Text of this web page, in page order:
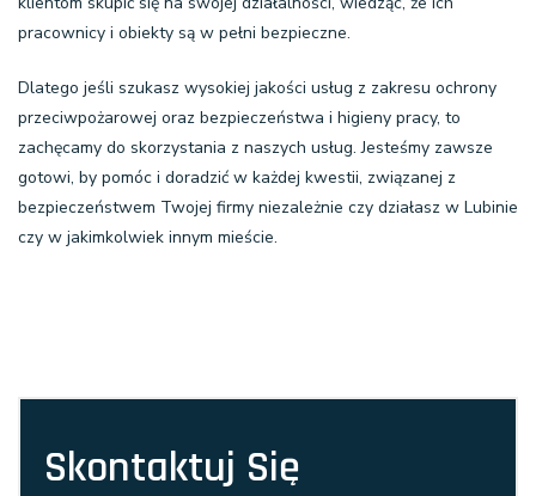
pracownicy i obiekty są w pełni bezpieczne.
Dlatego jeśli szukasz wysokiej jakości usług z zakresu ochrony
przeciwpożarowej oraz bezpieczeństwa i higieny pracy, to
zachęcamy do skorzystania z naszych usług. Jesteśmy zawsze
gotowi, by pomóc i doradzić w każdej kwestii, związanej z
bezpieczeństwem Twojej firmy niezależnie czy działasz w Lubinie
czy w jakimkolwiek innym mieście.
Skontaktuj Się